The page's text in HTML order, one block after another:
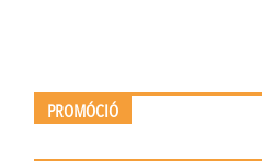
PROMÓCIÓ